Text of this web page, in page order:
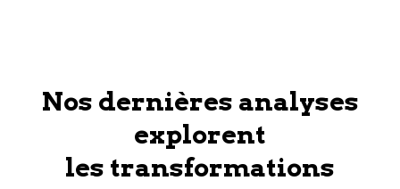
Nos dernières analyses
explorent
les transformations